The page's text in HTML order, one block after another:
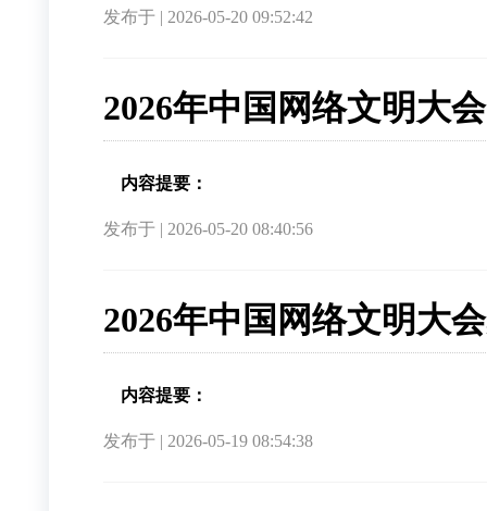
发布于 | 2026-05-20 09:52:42
2026年中国网络文明大
内容提要：
发布于 | 2026-05-20 08:40:56
2026年中国网络文明大
内容提要：
发布于 | 2026-05-19 08:54:38